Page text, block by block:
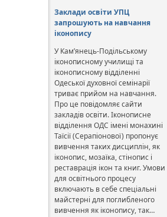
Заклади освіти УПЦ
запрошують на навчання
іконопису
У Кам’янець-Подільському
іконописному училищі та
іконописному відділенні
Одеської духовної семінарії
триває прийом на навчання.
Про це повідомляє сайти
закладів освіти. Іконописне
відділення ОДС імені монахині
Таїсії (Серапіонової) пропонує
вивчення таких дисциплін, як
іконопис, мозаїка, стінопис і
реставрація ікон та книг. Умови
для освітнього процесу
включають в себе спеціальні
майстерні для поглибленого
вивчення як іконопису, так…